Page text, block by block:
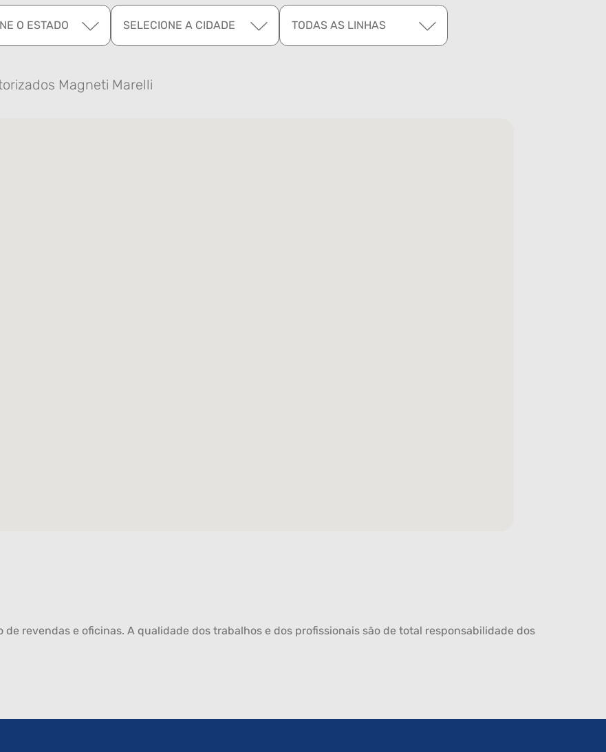
O ESTADO SELECIONE A CIDADE TODAS AS LINHAS
Magneti Marelli
revendas e oficinas. A qualidade dos trabalhos e dos profissionais são de total responsabilidade dos